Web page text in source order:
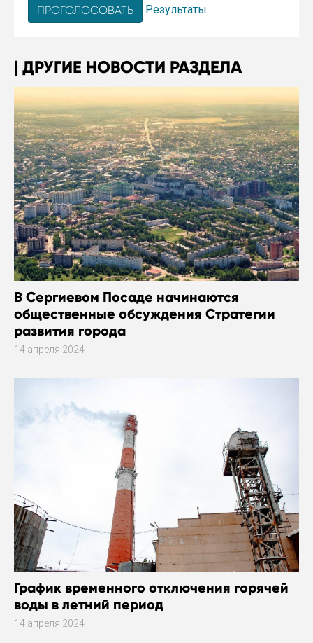
Результаты
ДРУГИЕ НОВОСТИ РАЗДЕЛА
В Сергиевом Посаде начинаются
общественные обсуждения Стратегии
развития города
14 апреля 2024
График временного отключения горячей
воды в летний период
14 апреля 2024